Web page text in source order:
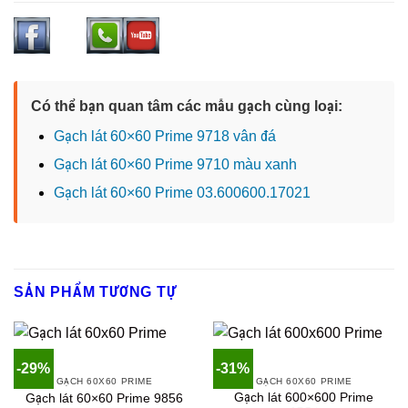
Có thể bạn quan tâm các mẫu gạch cùng loại:
Gạch lát 60×60 Prime 9718 vân đá
Gạch lát 60×60 Prime 9710 màu xanh
Gạch lát 60×60 Prime 03.600600.17021
SẢN PHẨM TƯƠNG TỰ
-29%
GẠCH 60X60 PRIME
Gạch lát 60×60 Prime 9856
-31%
GẠCH 60X60 PRIME
Gạch lát 600×600 Prime